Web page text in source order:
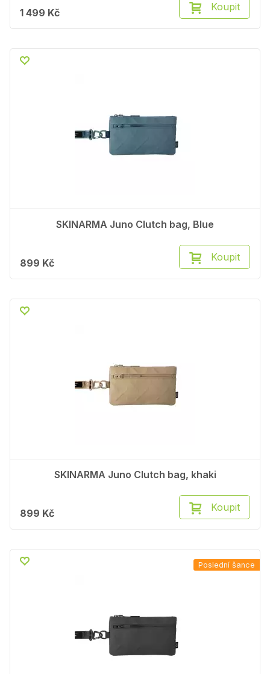
1 499 Kč Koupit
SKINARMA Juno Clutch bag, Blue
899 Kč Koupit
SKINARMA Juno Clutch bag, khaki
899 Kč Koupit
Poslední šance